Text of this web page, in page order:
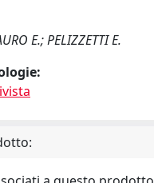
E.; PELIZZETTI E.